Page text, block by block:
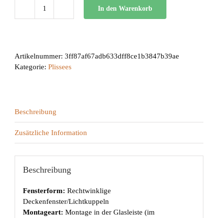
PR
In den Warenkorb
Artikelnummer: 3ff87af67adb633dff8ce1b3847b39ae
Kategorie: Plissees
Beschreibung
Zusätzliche Information
Beschreibung
Fensterform: Rechtwinklige
Deckenfenster/Lichtkuppeln
Montageart: Montage in der Glasleiste (im